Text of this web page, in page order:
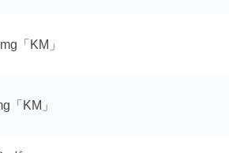
「KM」
「KM」